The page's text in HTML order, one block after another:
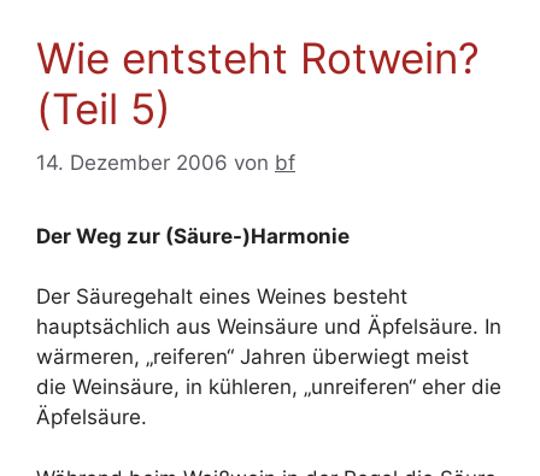
Wie entsteht Rotwein?
(Teil 5)
14. Dezember 2006 von bf
Der Weg zur (Säure-)Harmonie
Der Säuregehalt eines Weines besteht
hauptsächlich aus Weinsäure und Äpfelsäure. In
wärmeren, „reiferen“ Jahren überwiegt meist
die Weinsäure, in kühleren, „unreiferen“ eher die
Äpfelsäure.